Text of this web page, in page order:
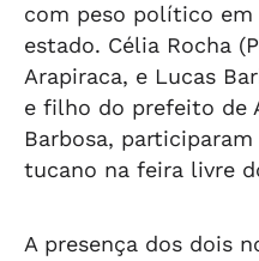
com peso político em
estado. Célia Rocha
Arapiraca, e Lucas
e filho do prefeito de
Barbosa,
tucano na feira livre
A presença dos dois